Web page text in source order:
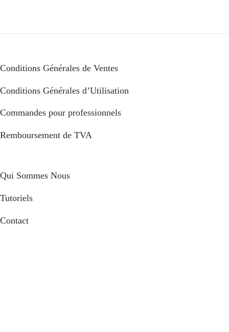
Conditions Générales de Ventes
Conditions Générales d’Utilisation
Commandes pour professionnels
Remboursement de TVA
Qui Sommes Nous
Tutoriels
Contact